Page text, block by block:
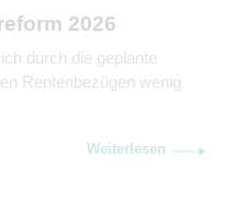
2026
durch die geplante
Rentenbezügen wenig
Weiterlesen